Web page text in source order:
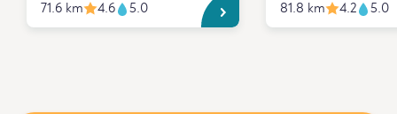
71.6 km 4.6 5.0 81.8 km 4.2 5.0